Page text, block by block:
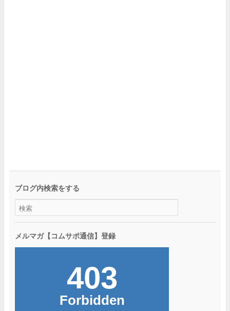
ブログ内検索をする
メルマガ【コムサポ通信】登録